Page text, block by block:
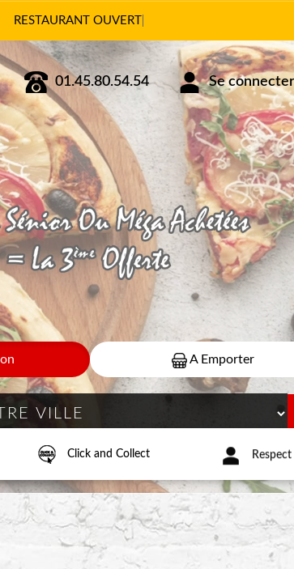
Vous pouve
01.45.80.54.54 Se
A Emporter
Click and Collect